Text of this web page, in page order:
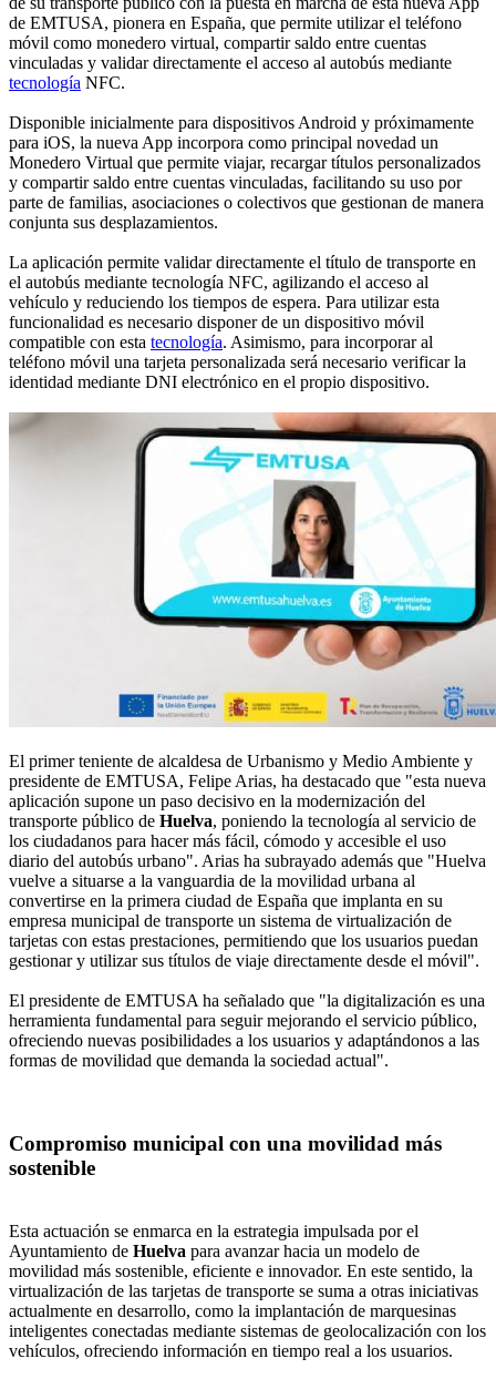
de EMTUSA, pionera en España, que permite utilizar el teléfono
móvil como monedero virtual, compartir saldo entre cuentas
vinculadas y validar directamente el acceso al autobús mediante
tecnología NFC.
Disponible inicialmente para dispositivos Android y próximamente
para iOS, la nueva App incorpora como principal novedad un
Monedero Virtual que permite viajar, recargar títulos personalizados
y compartir saldo entre cuentas vinculadas, facilitando su uso por
parte de familias, asociaciones o colectivos que gestionan de manera
conjunta sus desplazamientos.
La aplicación permite validar directamente el título de transporte en
el autobús mediante tecnología NFC, agilizando el acceso al
vehículo y reduciendo los tiempos de espera. Para utilizar esta
funcionalidad es necesario disponer de un dispositivo móvil
compatible con esta tecnología. Asimismo, para incorporar al
teléfono móvil una tarjeta personalizada será necesario verificar la
identidad mediante DNI electrónico en el propio dispositivo.
El primer teniente de alcaldesa de Urbanismo y Medio Ambiente y
presidente de EMTUSA, Felipe Arias, ha destacado que "esta nueva
aplicación supone un paso decisivo en la modernización del
transporte público de Huelva, poniendo la tecnología al servicio de
los ciudadanos para hacer más fácil, cómodo y accesible el uso
diario del autobús urbano". Arias ha subrayado además que "Huelva
vuelve a situarse a la vanguardia de la movilidad urbana al
convertirse en la primera ciudad de España que implanta en su
empresa municipal de transporte un sistema de virtualización de
tarjetas con estas prestaciones, permitiendo que los usuarios puedan
gestionar y utilizar sus títulos de viaje directamente desde el móvil".
El presidente de EMTUSA ha señalado que "la digitalización es una
herramienta fundamental para seguir mejorando el servicio público,
ofreciendo nuevas posibilidades a los usuarios y adaptándonos a las
formas de movilidad que demanda la sociedad actual".
Compromiso municipal con una movilidad más
sostenible
Esta actuación se enmarca en la estrategia impulsada por el
Ayuntamiento de Huelva para avanzar hacia un modelo de
movilidad más sostenible, eficiente e innovador. En este sentido, la
virtualización de las tarjetas de transporte se suma a otras iniciativas
actualmente en desarrollo, como la implantación de marquesinas
inteligentes conectadas mediante sistemas de geolocalización con los
vehículos, ofreciendo información en tiempo real a los usuarios.